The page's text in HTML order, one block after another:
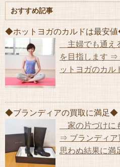
おすすめ記事
◆ホットヨガのカルドは最安
主婦でも通え
を目指します ⇒
ットヨガのカル
◆ブランディアの買取に満足◆
家の片づけに
⇒ ブランディア
思わぬ結果に満